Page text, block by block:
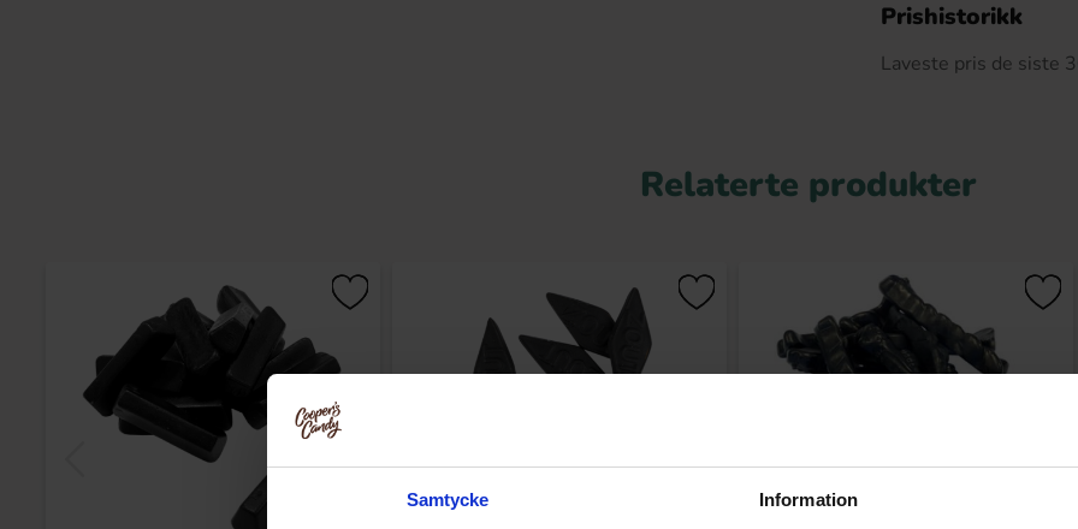
Samtycke Information
Prishistorikk
Laveste pris de siste
Relaterte produkter